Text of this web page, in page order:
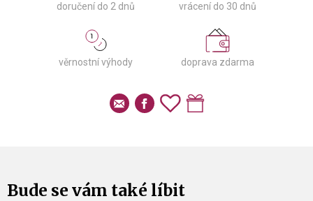
doručení do 2 dnů vrácení do 30 dnů
věrnostní výhody doprava zdarma
Bude se vám také líbit